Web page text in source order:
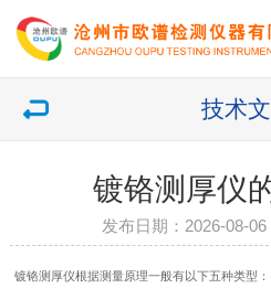
技术
镀铬测厚仪
发布日期：2026-08-
镀铬测厚仪根据测量原理一般有以下五种类型：